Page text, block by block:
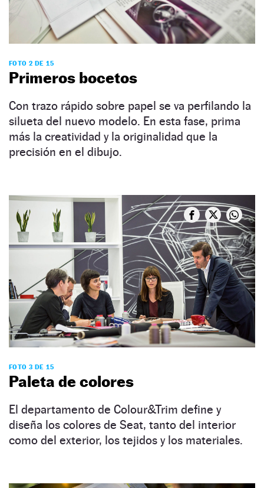
FOTO 2 DE 15
Primeros bocetos
Con trazo rápido sobre papel se va perfilando la
silueta del nuevo modelo. En esta fase, prima
más la creatividad y la originalidad que la
precisión en el dibujo.
FOTO 3 DE 15
Paleta de colores
El departamento de Colour&Trim define y
diseña los colores de Seat, tanto del interior
como del exterior, los tejidos y los materiales.